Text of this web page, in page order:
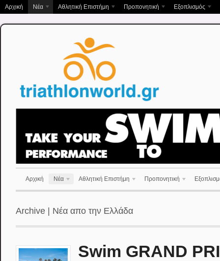
Αρχική Νέα Αθλητική Επιστήμη Προπονητική Εξοπλισμός
Αρχική Νέα Αθλητική Επιστήμη Προπονητική
Archive | Νέα απο την Ελλάδα
Swim GRAND